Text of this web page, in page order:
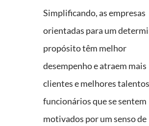
Simplificando, as empresas
orientadas para um
propósito têm melhor
desempenho e atraem mais
clientes e melhores
funcionários que se sentem
motivados por um senso de